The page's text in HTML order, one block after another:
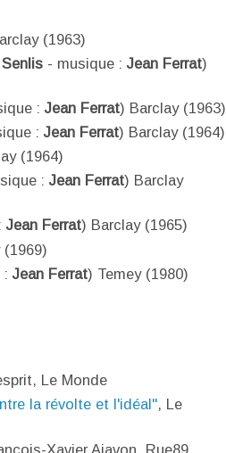
(1963)
- musique :Jean Ferrat)
:Jean Ferrat) Barclay (1963)
:Jean Ferrat) Barclay (1964)
(1964)
:Jean Ferrat) Barclay
Jean Ferrat) Barclay (1965)
(1969)
:Jean Ferrat) Temey (1980)
Le Monde
la révolte et l'idéal", Le
Xavier Ajavon, Rue89